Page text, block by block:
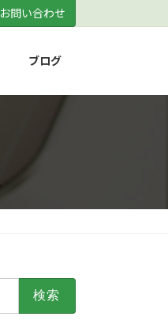
お問い合わせ
ブログ